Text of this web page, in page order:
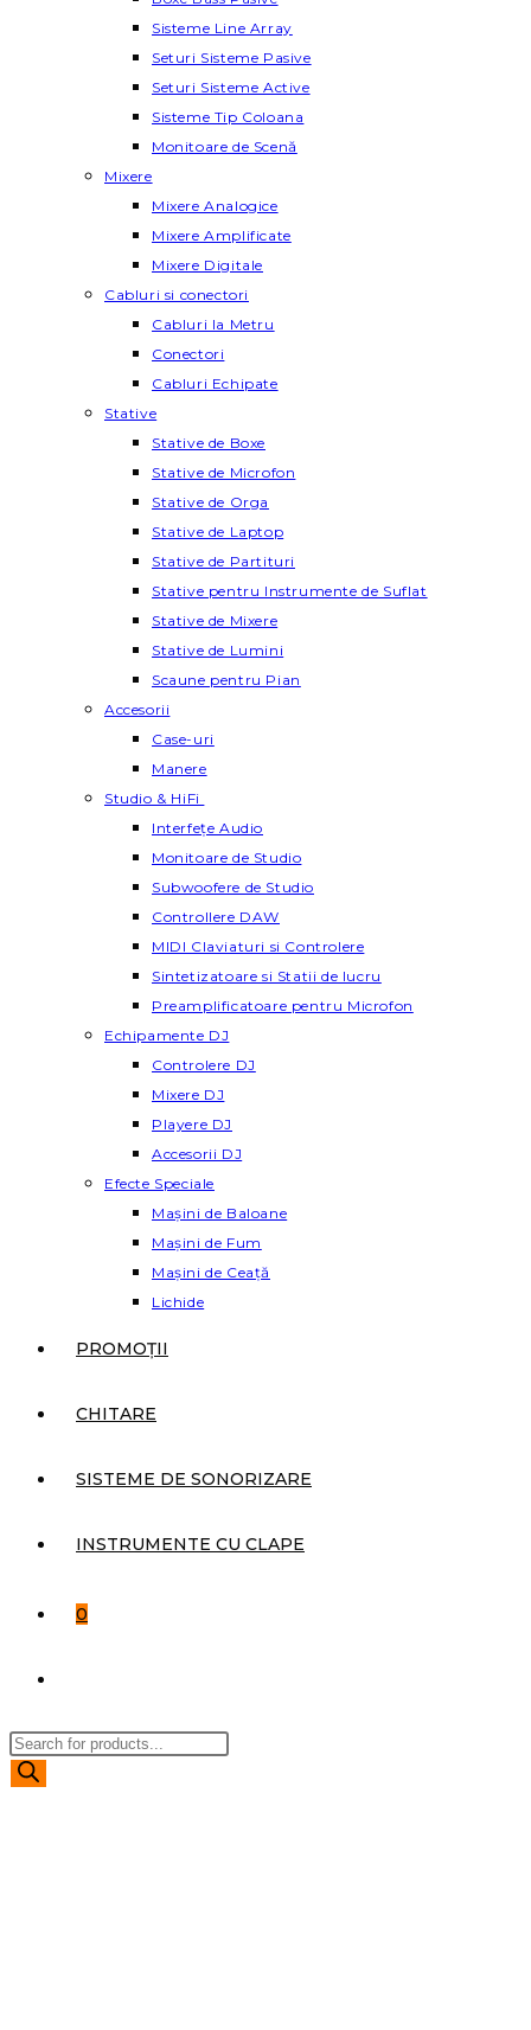
Sisteme Line Array
Seturi Sisteme Pasive
Seturi Sisteme Active
Sisteme Tip Coloana
Monitoare de Scenă
Mixere
Mixere Analogice
Mixere Amplificate
Mixere Digitale
Cabluri si conectori
Cabluri la Metru
Conectori
Cabluri Echipate
Stative
Stative de Boxe
Stative de Microfon
Stative de Orga
Stative de Laptop
Stative de Partituri
Stative pentru Instrumente de Suflat
Stative de Mixere
Stative de Lumini
Scaune pentru Pian
Accesorii
Case-uri
Manere
Studio & HiFi
Interfețe Audio
Monitoare de Studio
Subwoofere de Studio
Controllere DAW
MIDI Claviaturi si Controlere
Sintetizatoare si Statii de lucru
Preamplificatoare pentru Microfon
Echipamente DJ
Controlere DJ
Mixere DJ
Playere DJ
Accesorii DJ
Efecte Speciale
Mașini de Baloane
Mașini de Fum
Mașini de Ceață
Lichide
PROMOȚII
CHITARE
SISTEME DE SONORIZARE
INSTRUMENTE CU CLAPE
0
WEBSITE
Products
search